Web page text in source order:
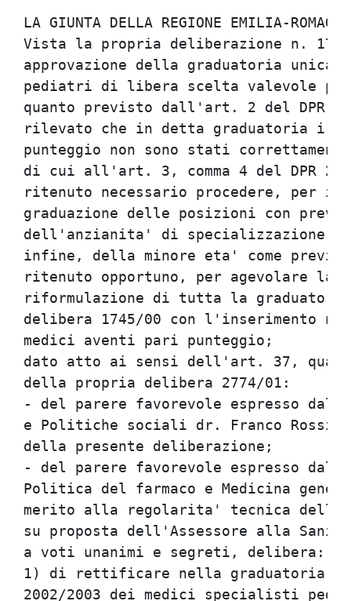
LA GIUNTA DELLA
Vista la propria
approvazione della graduatoria
pediatri di libera scelta
quanto previsto dall'art. 2
rilevato che in detta
punteggio non sono stati
di cui all'art. 3,
ritenuto necessario procedere,
graduazione delle
dell'anzianita' di
infine, della minore eta'
ritenuto opportuno, per
riformulazione di tutta la
delibera 1745/00 con
medici aventi
dato atto ai sensi dell'art.
della propria
- del parere favorevole
e Politiche sociali dr.
della
- del parere favorevole
Politica del farmaco e
merito alla regolarita'
su proposta
a voti unanimi
1) di rettificare nella
2002/2003 dei medici